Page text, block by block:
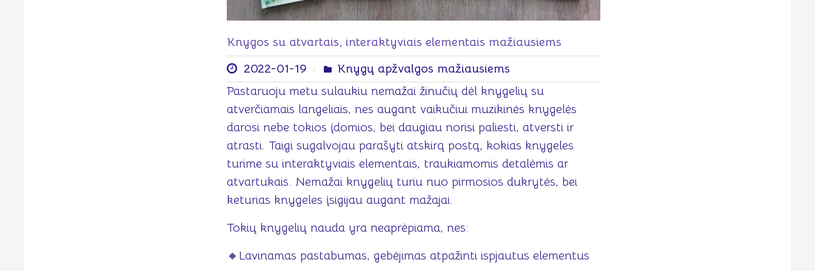
Knygos su atvartais, interaktyviais elementais mažiausiems
2022-01-19
Knygų apžvalgos mažiausiems
Pastaruoju metu sulaukiu nemažai žinučių dėl knygelių su
atverčiamais langeliais, nes augant vaikučiui muzikinės knygelės
darosi nebe tokios įdomios, bei daugiau norisi paliesti, atversti ir
atrasti. Taigi sugalvojau parašyti atskirą postą, kokias knygeles
turime su interaktyviais elementais, traukiamomis detalėmis ar
atvartukais. Nemažai knygelių turiu nuo pirmosios dukrytės, bei
keturias knygeles įsigijau augant mažajai.
Tokių knygelių nauda yra neaprėpiama, nes:
🔸Lavinamas pastabumas, gebėjimas atpažinti ispjautus elementus